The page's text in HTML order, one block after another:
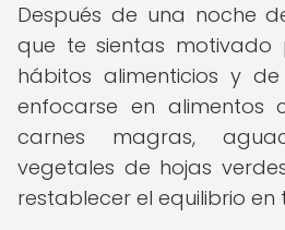
Después de una noche
que te sientas motivado
hábitos alimenticios y
enfocarse en alimentos
carnes magras,
vegetales de hojas
restablecer el equilibrio en